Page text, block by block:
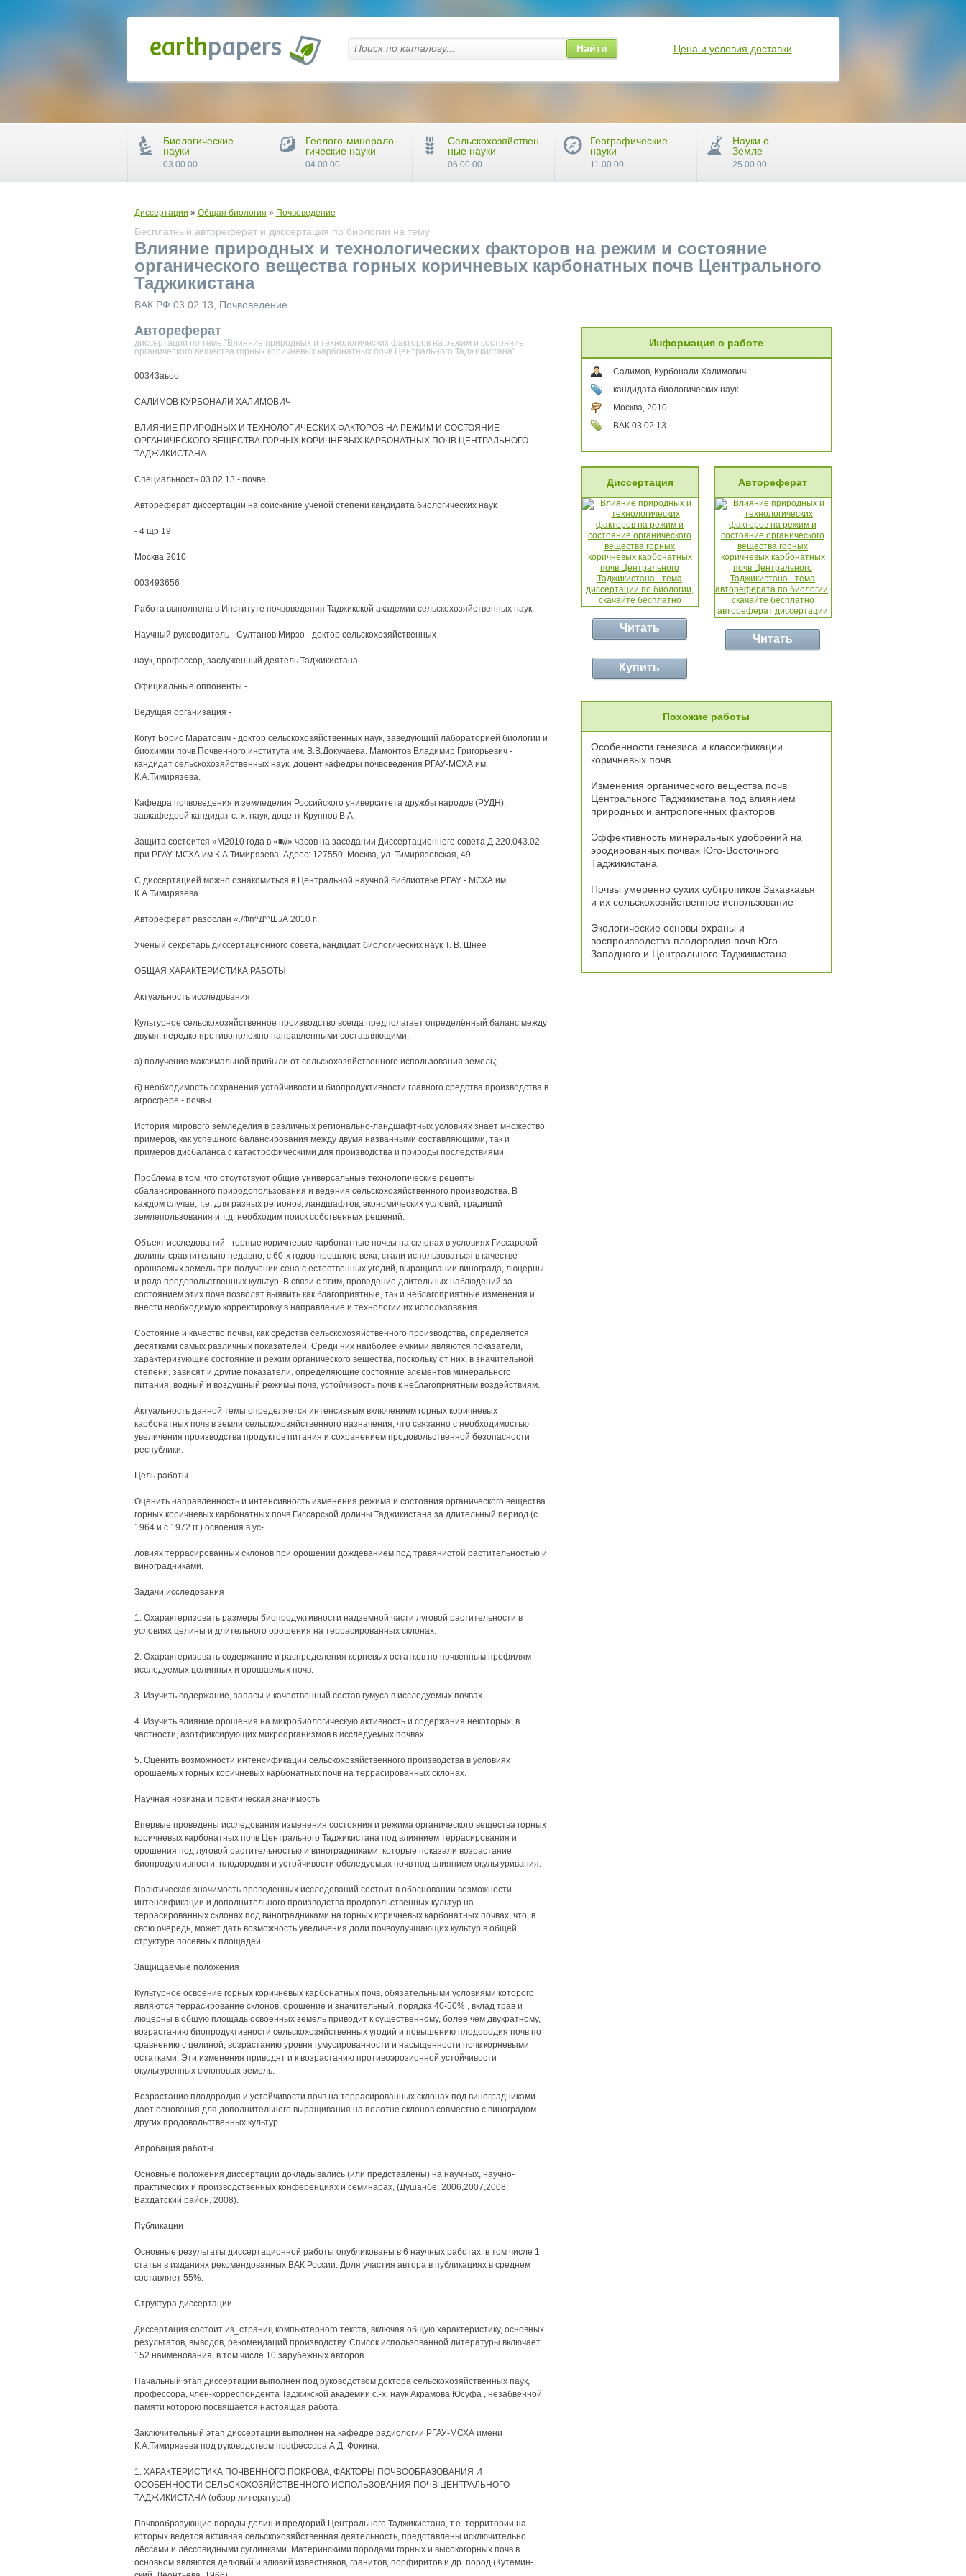
Диссертации » Общая биология » Почвоведение
Бесплатный автореферат и диссертация по биологии на тему
Влияние природных и технологических факторов на режим и состояние
органического вещества горных коричневых карбонатных почв Центрального
Таджикистана
ВАК РФ 03.02.13, Почвоведение
Автореферат
диссертации по теме "Влияние природных и технологических факторов на режим и состояние
органического вещества горных коричневых карбонатных почв Центрального Таджикистана"
00343аьоо
САЛИМОВ КУРБОНАЛИ ХАЛИМОВИЧ
ВЛИЯНИЕ ПРИРОДНЫХ И ТЕХНОЛОГИЧЕСКИХ ФАКТОРОВ НА РЕЖИМ И СОСТОЯНИЕ
ОРГАНИЧЕСКОГО ВЕЩЕСТВА ГОРНЫХ КОРИЧНЕВЫХ КАРБОНАТНЫХ ПОЧВ ЦЕНТРАЛЬНОГО
ТАДЖИКИСТАНА
Специальность 03.02.13 - почве
Автореферат диссертации на соискание учёной степени кандидата биологических наук
- 4 щр 19
Москва 2010
003493656
Работа выполнена в Институте почвоведения Таджикской академии сельскохозяйственных наук.
Научный руководитель - Султанов Мирзо - доктор сельскохозяйственных
наук, профессор, заслуженный деятель Таджикистана
Официальные оппоненты -
Ведущая организация -
Когут Борис Маратович - доктор сельскохозяйственных наук, заведующий лабораторией биологии и
биохимии почв Почвенного института им. В.В.Докучаева. Мамонтов Владимир Григорьевич -
кандидат сельскохозяйственных наук, доцент кафедры почвоведения РГАУ-МСХА им.
К.А.Тимирязева.
Кафедра почвоведения и земледелия Российского университета дружбы народов (РУДН),
завкафедрой кандидат с.-х. наук, доцент Крупнов В.А.
Защита состоится »М2010 года в «■//» часов на заседании Диссертационного совета Д 220.043.02
при РГАУ-МСХА им.К.А.Тимирязева. Адрес: 127550, Москва, ул. Тимирязевская, 49.
С диссертацией можно ознакомиться в Центральной научной библиотеке РГАУ - МСХА им.
К.А.Тимирязева.
Автореферат разослан «./Фп^Д'^Ш./А 2010 г.
Ученый секретарь диссертационного совета, кандидат биологических наук Т. В. Шнее
ОБЩАЯ ХАРАКТЕРИСТИКА РАБОТЫ
Актуальность исследования
Культурное сельскохозяйственное производство всегда предполагает определённый баланс между
двумя, нередко противоположно направленными составляющими:
а) получение максимальной прибыли от сельскохозяйственного использования земель;
б) необходимость сохранения устойчивости и биопродуктивности главного средства производства в
агросфере - почвы.
История мирового земледелия в различных регионально-ландшафтных условиях знает множество
примеров, как успешного балансирования между двумя названными составляющими, так и
примеров дисбаланса с катастрофическими для производства и природы последствиями.
Проблема в том, что отсутствуют общие универсальные технологические рецепты
сбалансированного природопользования и ведения сельскохозяйственного производства. В
каждом случае, т.е. для разных регионов, ландшафтов, экономических условий, традиций
землепользования и т.д. необходим поиск собственных решений.
Объект исследований - горные коричневые карбонатные почвы на склонах в условиях Гиссарской
долины сравнительно недавно, с 60-х годов прошлого века, стали использоваться в качестве
орошаемых земель при получении сена с естественных угодий, выращивании винограда, люцерны
и ряда продовольственных культур. В связи с этим, проведение длительных наблюдений за
состоянием этих почв позволят выявить как благоприятные, так и неблагоприятные изменения и
внести необходимую корректировку в направление и технологии их использования.
Состояние и качество почвы, как средства сельскохозяйственного производства, определяется
десятками самых различных показателей. Среди них наиболее емкими являются показатели,
характеризующие состояние и режим органического вещества, поскольку от них, в значительной
степени, зависят и другие показатели, определяющие состояние элементов минерального
питания, водный и воздушный режимы почв, устойчивость почв к неблагоприятным воздействиям.
Актуальность данной темы определяется интенсивным включением горных коричневых
карбонатных почв в земли сельскохозяйственного назначения, что связанно с необходимостью
увеличения производства продуктов питания и сохранением продовольственной безопасности
республики.
Цель работы
Оценить направленность и интенсивность изменения режима и состояния органического вещества
горных коричневых карбонатных почв Гиссарской долины Таджикистана за длительный период (с
1964 и с 1972 гг.) освоения в ус-
ловиях террасированных склонов при орошении дождеванием под травянистой растительностью и
виноградниками.
Задачи исследования
1. Охарактеризовать размеры биопродуктивности надземной части луговой растительности в
условиях целины и длительного орошения на террасированных склонах.
2. Охарактеризовать содержание и распределения корневых остатков по почвенным профилям
исследуемых целинных и орошаемых почв.
3. Изучить содержание, запасы и качественный состав гумуса в исследуемых почвах.
4. Изучить влияние орошения на микробиологическую активность и содержания некоторых, в
частности, азотфиксирующих микроорганизмов в исследуемых почвах.
5. Оценить возможности интенсификации сельскохозяйственного производства в условиях
орошаемых горных коричневых карбонатных почв на террасированных склонах.
Научная новизна и практическая значимость
Впервые проведены исследования изменения состояния и режима органического вещества горных
коричневых карбонатных почв Центрального Таджикистана под влиянием террасирования и
орошения под луговой растительностью и виноградниками, которые показали возрастание
биопродуктивности, плодородия и устойчивости обследуемых почв под влиянием окультуривания.
Практическая значимость проведенных исследований состоит в обосновании возможности
интенсификации и дополнительного производства продовольственных культур на
террасированных склонах под виноградниками на горных коричневых карбонатных почвах, что, в
свою очередь, может дать возможность увеличения доли почвоулучшающих культур в общей
структуре посевных площадей.
Защищаемые положения
Культурное освоение горных коричневых карбонатных почв, обязательными условиями которого
являются террасирование склонов, орошение и значительный, порядка 40-50% , вклад трав и
люцерны в общую площадь освоенных земель приводит к существенному, более чем двукратному,
возрастанию биопродуктивности сельскохозяйственных угодий и повышению плодородия почв по
сравнению с целиной, возрастанию уровня гумусированности и насыщенности почв корневыми
остатками. Эти изменения приводят и к возрастанию противоэрозионной устойчивости
окультуренных склоновых земель.
Возрастание плодородия и устойчивости почв на террасированных склонах под виноградниками
дает основания для дополнительного выращивания на полотне склонов совместно с виноградом
других продовольственных культур.
Апробация работы
Основные положения диссертации докладывались (или представлены) на научных, научно-
практических и производственных конференциях и семинарах, (Душанбе, 2006,2007,2008;
Вахдатский район, 2008).
Публикации
Основные результаты диссертационной работы опубликованы в 6 научных работах, в том числе 1
статья в изданиях рекомендованных ВАК России. Доля участия автора в публикациях в среднем
составляет 55%.
Структура диссертации
Диссертация состоит из_страниц компьютерного текста, включая общую характеристику, основных
результатов, выводов, рекомендаций производству. Список использованной литературы включает
152 наименования, в том числе 10 зарубежных авторов.
Начальный этап диссертации выполнен под руководством доктора сельскохозяйственных паук,
профессора, член-корреспондента Таджикской академии с.-х. наук Акрамова Юсуфа , незабвенной
памяти которою посвящается настоящая работа.
Заключительный этап диссертации выполнен на кафедре радиологии РГАУ-МСХА имени
К.А.Тимирязева под руководством профессора А.Д. Фокина.
1. ХАРАКТЕРИСТИКА ПОЧВЕННОГО ПОКРОВА, ФАКТОРЫ ПОЧВООБРАЗОВАНИЯ И
ОСОБЕННОСТИ СЕЛЬСКОХОЗЯЙСТВЕННОГО ИСПОЛЬЗОВАНИЯ ПОЧВ ЦЕНТРАЛЬНОГО
ТАДЖИКИСТАНА (обзор литературы)
Почвообразующие породы долин и предгорий Центрального Таджикистана, т.е. территории на
которых ведется активная сельскохозяйственная деятельность, представлены исключительно
лёссами и лёссовидными суглинками. Материнскими породами горных и высокогорных почв в
основном являются делювий и элювий известняков, гранитов, порфиритов и др. пород (Кутемин-
Информация о работе
Салимов, Курбонали Халимович
кандидата биологических наук
Москва, 2010
ВАК 03.02.13
Диссертация
Читать
Автореферат
Читать
Купить
Похожие работы
Особенности генезиса и классификации
коричневых почв
Изменения органического вещества почв
Центрального Таджикистана под влиянием
природных и антропогенных факторов
Эффективность минеральных удобрений на
эродированных почвах Юго-Восточного
Таджикистана
Почвы умеренно сухих субтропиков Закавказья
и их сельскохозяйственное использование
Экологические основы охраны и
воспроизводства плодородия почв Юго-
Западного и Центрального Таджикистана
Найти Цена и условия доставки
Биологические
науки
03.00.00
Геолого-минерало-
гические науки
04.00.00
Сельскохозяйствен-
ные науки
06.00.00
Географические
науки
11.00.00
Науки о
Земле
25.00.00